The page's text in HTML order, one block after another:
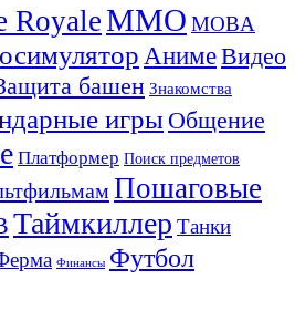
RoyaleMMO MOBA
АнимеВидео
башен Знакомства
игры Общение
Платформер Поиск предметов
Пошаговые
Таймкиллер Танки
Финансы Футбол